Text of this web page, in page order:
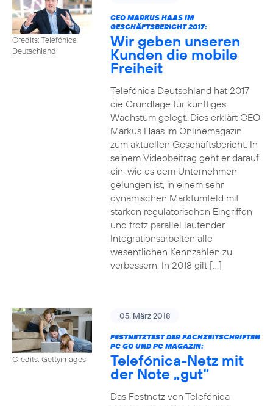
Credits: Telefónica
Deutschland
CEO MARKUS HAAS IM
GESCHÄFTSBERICHT 2017:
Wir geben unseren
Kunden die mobile
Freiheit
Telefónica Deutschland hat 2017
die Grundlage für künftiges
Wachstum gelegt. Dies erklärt CEO
Markus Haas im Onlinemagazin
zum aktuellen Geschäftsbericht. In
seinem Videobeitrag geht er darauf
ein, wie es dem Unternehmen
gelungen ist, in einem sehr
dynamischen Marktumfeld mit
starken regulatorischen Eingriffen
und trotz parallel laufender
Integrationsarbeiten alle
wesentlichen Kennzahlen zu
verbessern. In 2018 gilt […]
Credits: Gettyimages
05. März 2018
FESTNETZTEST DER FACHZEITSCHRIFTEN
PC GO UND PC MAGAZIN:
Telefónica-Netz mit
der Note „gut“
Das Festnetz von Telefónica